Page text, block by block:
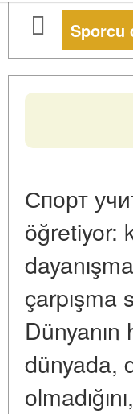
Sporcu
Спорт
öğretiyor:
çarpışma
Dünyanın
dünyada,